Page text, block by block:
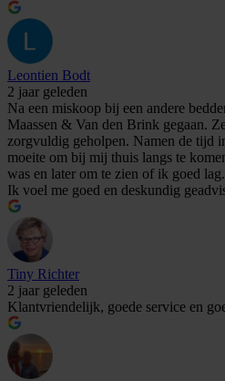
Leontien Bodt
2 jaar geleden
Na een miskoop bij een andere
Maassen & Van den Brink gegaan.
zorgvuldig geholpen. Namen de tijd
moeite om bij mij thuis langs te
was en later om te zien of ik goed lag.
Ik voel me goed en deskundig
Tiny Richter
2 jaar geleden
Klantvriendelijk, goede service en